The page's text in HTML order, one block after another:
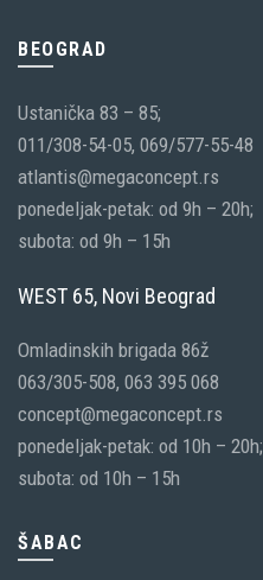
BEOGRAD
Ustanička 83 – 85;
011/308-54-05, 069/577-55-48
atlantis@megaconcept.rs
ponedeljak-petak: od 9h – 20h;
subota: od 9h – 15h
WEST 65, Novi Beograd
Omladinskih brigada 86ž
063/305-508, 063 395 068
concept@megaconcept.rs
ponedeljak-petak: od 10h – 20h;
subota: od 10h – 15h
ŠABAC